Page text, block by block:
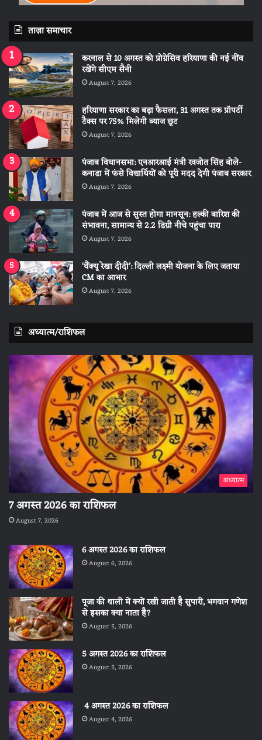
ताज़ा समाचार
करनाल से 10 अगस्त को प्रोग्रेसिव हरियाणा की नई नींव
रखेंगे सीएम सैनी
August 7, 2026
हरियाणा सरकार का बड़ा फैसला, 31 अगस्त तक प्रॉपर्टी
टैक्स पर 75% मिलेगी ब्याज छूट
August 7, 2026
पंजाब विधानसभा: एनआरआई मंत्री रवजोत सिंह बोले-
कनाडा में फंसे विद्यार्थियों को पूरी मदद देगी पंजाब सरकार
August 7, 2026
पंजाब में आज से सुस्त होगा मानसून: हल्की बारिश की
संभावना, सामान्य से 2.2 डिग्री नीचे पहुंचा पारा
August 7, 2026
‘थैंक्यू रेखा दीदी’: दिल्ली लक्ष्मी योजना के लिए जताया
CM का आभार
August 7, 2026
अध्यात्म/राशिफल
अध्यात्म
7 अगस्त 2026 का राशिफल
August 7, 2026
6 अगस्त 2026 का राशिफल
August 6, 2026
पूजा की थाली में क्यों रखी जाती है सुपारी, भगवान गणेश
से इसका क्या नाता है?
August 5, 2026
5 अगस्त 2026 का राशिफल
August 5, 2026
4 अगस्त 2026 का राशिफल
August 4, 2026